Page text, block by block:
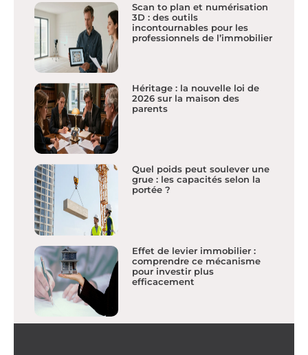
Scan to plan et numérisation
3D : des outils
incontournables pour les
professionnels de l’immobilier
Héritage : la nouvelle loi de
2026 sur la maison des
parents
Quel poids peut soulever une
grue : les capacités selon la
portée ?
Effet de levier immobilier :
comprendre ce mécanisme
pour investir plus
efficacement